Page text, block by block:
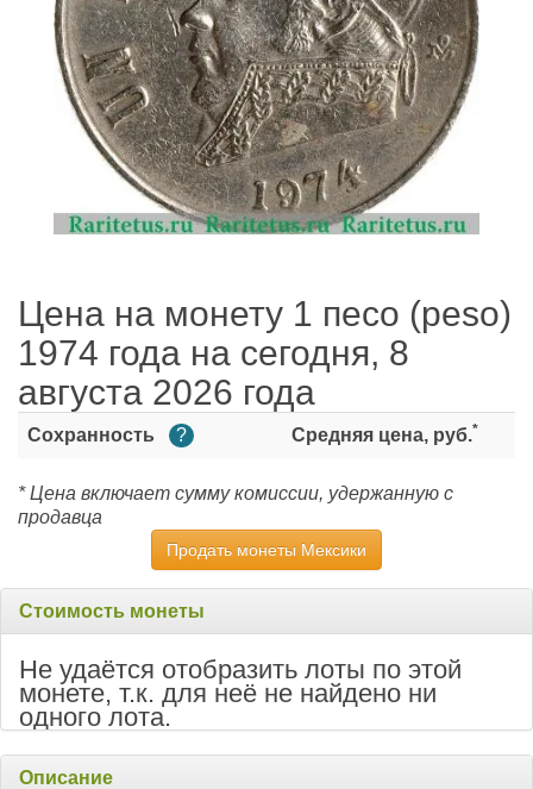
Цена на монету 1 песо (peso)
1974 года на сегодня, 8
августа 2026 года
Сохранность ? Средняя цена, руб.*
* Цена включает сумму комиссии, удержанную с
продавца
Продать монеты Мексики
Стоимость монеты
Не удаётся отобразить лоты по этой
монете, т.к. для неё не найдено ни
одного лота.
Описание